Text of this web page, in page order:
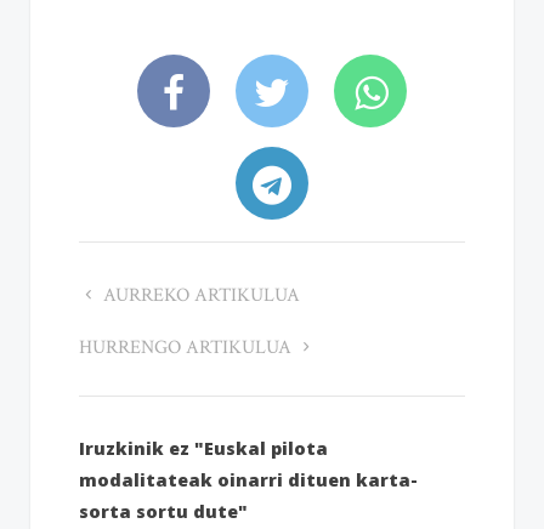
AURREKO ARTIKULUA
HURRENGO ARTIKULUA
Iruzkinik ez "Euskal pilota
modalitateak oinarri dituen karta-
sorta sortu dute"